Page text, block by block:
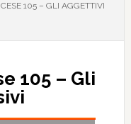
105 – GLI AGGETTIVI
105 – Gli